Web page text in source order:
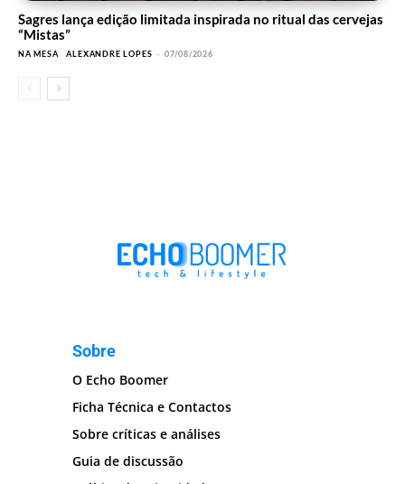
Sagres lança edição limitada inspirada no ritual das cervejas
“Mistas”
NA MESA ALEXANDRE LOPES - 07/08/2026
Sobre
O Echo Boomer
Ficha Técnica e Contactos
Sobre críticas e análises
Guia de discussão